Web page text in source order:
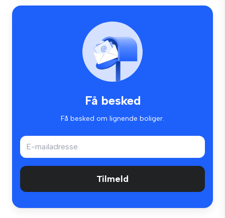
Få besked
Få besked om lignende boliger.
Tilmeld